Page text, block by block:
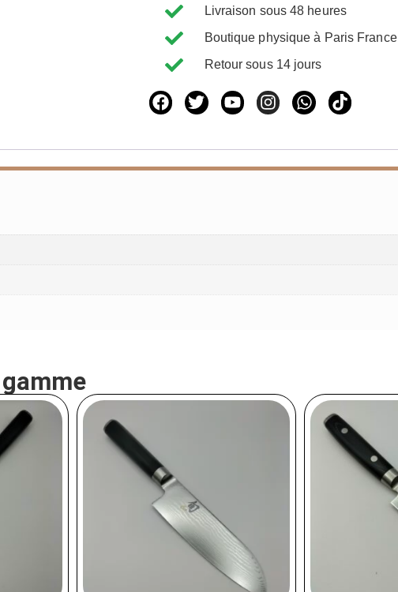
Livraison sous 48 heures
Boutique physique à Paris France
Retour sous 14 jours